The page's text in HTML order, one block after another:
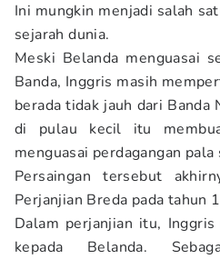
Ini mungkin menjadi salah
sejarah dunia.
Meski Belanda menguasai
Banda, Inggris masih
berada tidak jauh dari Banda
di pulau kecil itu
menguasai perdagangan pala
Persaingan tersebut
Perjanjian Breda pada tahun
Dalam perjanjian itu,
kepada Belanda.